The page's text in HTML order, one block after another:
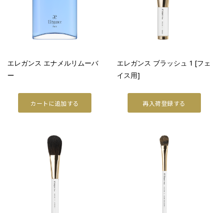
ファンデーション
リムーバー
ブラッシュ
SKINCARE
WRAPPING
ベストコスメ
エレガンス エナメルリムーバ
ー
カートに追加する
エレガンス ブラッシュ 1 [フェ
イス用]
再入荷登録する